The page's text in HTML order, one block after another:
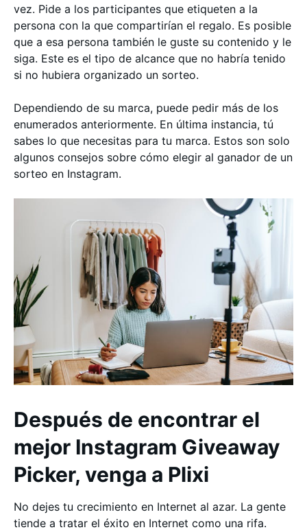
vez. Pide a los participantes que etiqueten a la
persona con la que compartirían el regalo. Es posible
que a esa persona también le guste su contenido y le
siga. Este es el tipo de alcance que no habría tenido
si no hubiera organizado un sorteo.
Dependiendo de su marca, puede pedir más de los
enumerados anteriormente. En última instancia, tú
sabes lo que necesitas para tu marca. Estos son solo
algunos consejos sobre cómo elegir al ganador de un
sorteo en Instagram.
Después de encontrar el
mejor Instagram Giveaway
Picker, venga a Plixi
No dejes tu crecimiento en Internet al azar. La gente
tiende a tratar el éxito en Internet como una rifa.